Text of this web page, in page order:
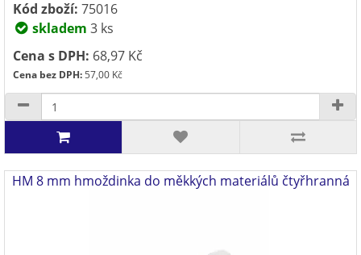
Kód zboží: 75016
skladem 3 ks
Cena s DPH: 68,97 Kč
Cena bez DPH:57,00 Kč
HM 8 mm hmoždinka do měkkých materiálů čtyřhranná